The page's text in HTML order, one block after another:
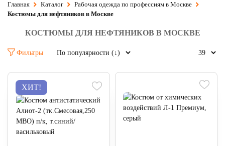
Главная Каталог
Рабочая одежда по профессиям в Москве
Костюмы для нефтяников в Москве
КОСТЮМЫ ДЛЯ НЕФТЯНИКОВ В МОСКВЕ
Фильтры
ХИТ!